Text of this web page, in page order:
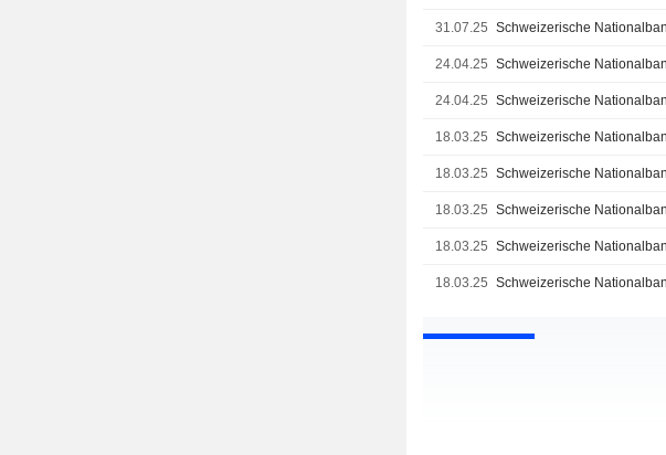
31.07.25
24.04.25
24.04.25
18.03.25
18.03.25 Schweizerische
18.03.25
18.03.25
18.03.25